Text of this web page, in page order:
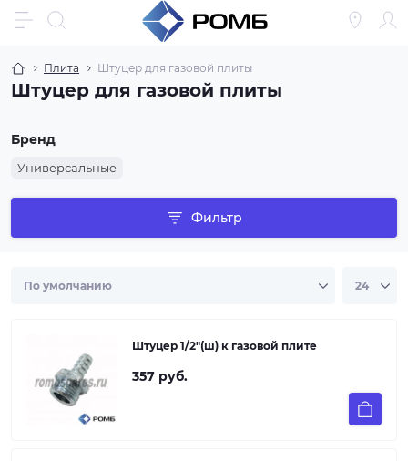
Плита Штуцер для газовой плиты
Штуцер для газовой плиты
Бренд
Универсальные
Фильтр
Штуцер 1/2"(ш) к газовой плите
357 руб.